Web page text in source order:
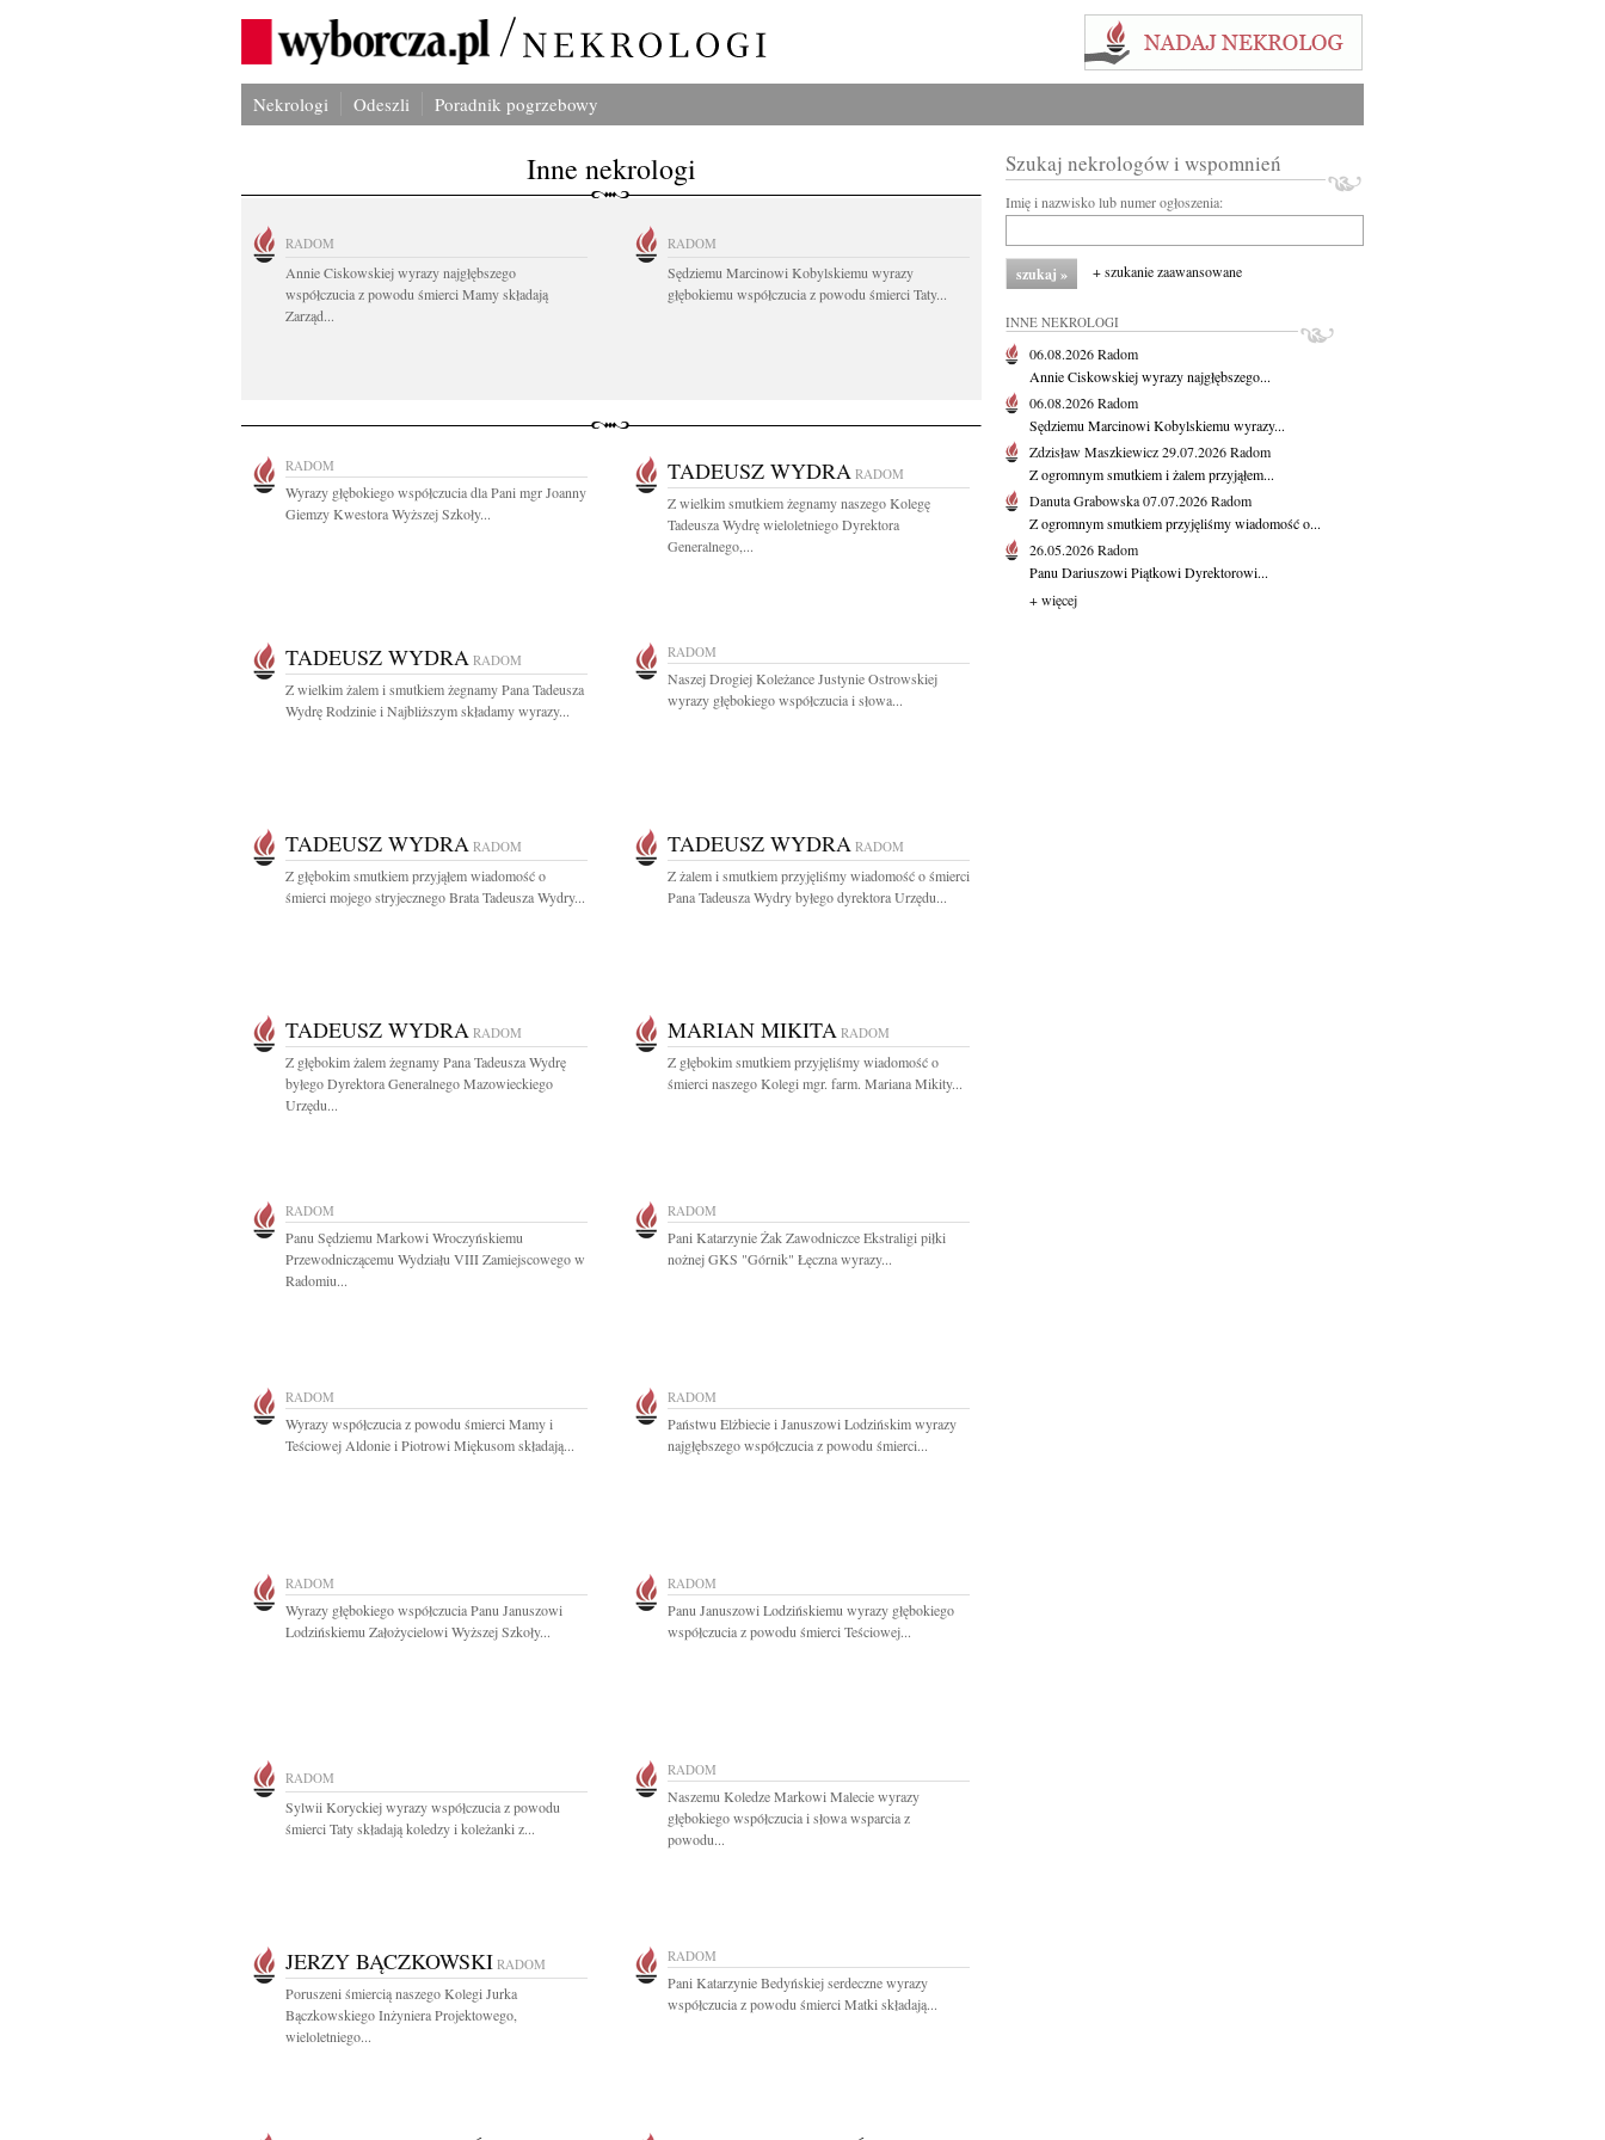
Nekrologi Odeszli Poradnik pogrzebowy
Inne nekrologi
RADOM
Annie Ciskowskiej wyrazy najgłębszego
współczucia z powodu śmierci Mamy składają
Zarząd...
RADOM
Sędziemu Marcinowi Kobylskiemu wyrazy
głębokiemu współczucia z powodu śmierci Taty...
RADOM
Wyrazy głębokiego współczucia dla Pani mgr Joanny
Giemzy Kwestora Wyższej Szkoły...
TADEUSZ WYDRA RADOM
Z wielkim smutkiem żegnamy naszego Kolegę
Tadeusza Wydrę wieloletniego Dyrektora
Generalnego,...
TADEUSZ WYDRA RADOM
Z wielkim żalem i smutkiem żegnamy Pana Tadeusza
Wydrę Rodzinie i Najbliższym składamy wyrazy...
RADOM
Naszej Drogiej Koleżance Justynie Ostrowskiej
wyrazy głębokiego współczucia i słowa...
TADEUSZ WYDRA RADOM
Z głębokim smutkiem przyjąłem wiadomość o
śmierci mojego stryjecznego Brata Tadeusza Wydry...
TADEUSZ WYDRA RADOM
Z żalem i smutkiem przyjęliśmy wiadomość o śmierci
Pana Tadeusza Wydry byłego dyrektora Urzędu...
TADEUSZ WYDRA RADOM
Z głębokim żalem żegnamy Pana Tadeusza Wydrę
byłego Dyrektora Generalnego Mazowieckiego
Urzędu...
MARIAN MIKITA RADOM
Z głębokim smutkiem przyjęliśmy wiadomość o
śmierci naszego Kolegi mgr. farm. Mariana Mikity...
RADOM
Panu Sędziemu Markowi Wroczyńskiemu
Przewodniczącemu Wydziału VIII Zamiejscowego w
Radomiu...
RADOM
Pani Katarzynie Żak Zawodniczce Ekstraligi piłki
nożnej GKS "Górnik" Łęczna wyrazy...
RADOM
Wyrazy współczucia z powodu śmierci Mamy i
Teściowej Aldonie i Piotrowi Miękusom składają...
RADOM
Państwu Elżbiecie i Januszowi Lodzińskim wyrazy
najgłębszego współczucia z powodu śmierci...
RADOM
Wyrazy głębokiego współczucia Panu Januszowi
Lodzińskiemu Założycielowi Wyższej Szkoły...
RADOM
Panu Januszowi Lodzińskiemu wyrazy głębokiego
współczucia z powodu śmierci Teściowej...
RADOM
Sylwii Koryckiej wyrazy współczucia z powodu
śmierci Taty składają koledzy i koleżanki z...
RADOM
Naszemu Koledze Markowi Malecie wyrazy
głębokiego współczucia i słowa wsparcia z
powodu...
JERZY BĄCZKOWSKI RADOM
Poruszeni śmiercią naszego Kolegi Jurka
Bączkowskiego Inżyniera Projektowego,
wieloletniego...
RADOM
Pani Katarzynie Bedyńskiej serdeczne wyrazy
współczucia z powodu śmierci Matki składają...
Szukaj nekrologów i wspomnień
Imię i nazwisko lub numer ogłoszenia:
+ szukanie zaawansowane
INNE NEKROLOGI
06.08.2026Radom
Annie Ciskowskiej wyrazy najgłębszego...
06.08.2026Radom
Sędziemu Marcinowi Kobylskiemu wyrazy...
Zdzisław Maszkiewicz29.07.2026Radom
Z ogromnym smutkiem i żalem przyjąłem...
Danuta Grabowska07.07.2026Radom
Z ogromnym smutkiem przyjęliśmy wiadomość o...
26.05.2026Radom
Panu Dariuszowi Piątkowi Dyrektorowi...
+ więcej